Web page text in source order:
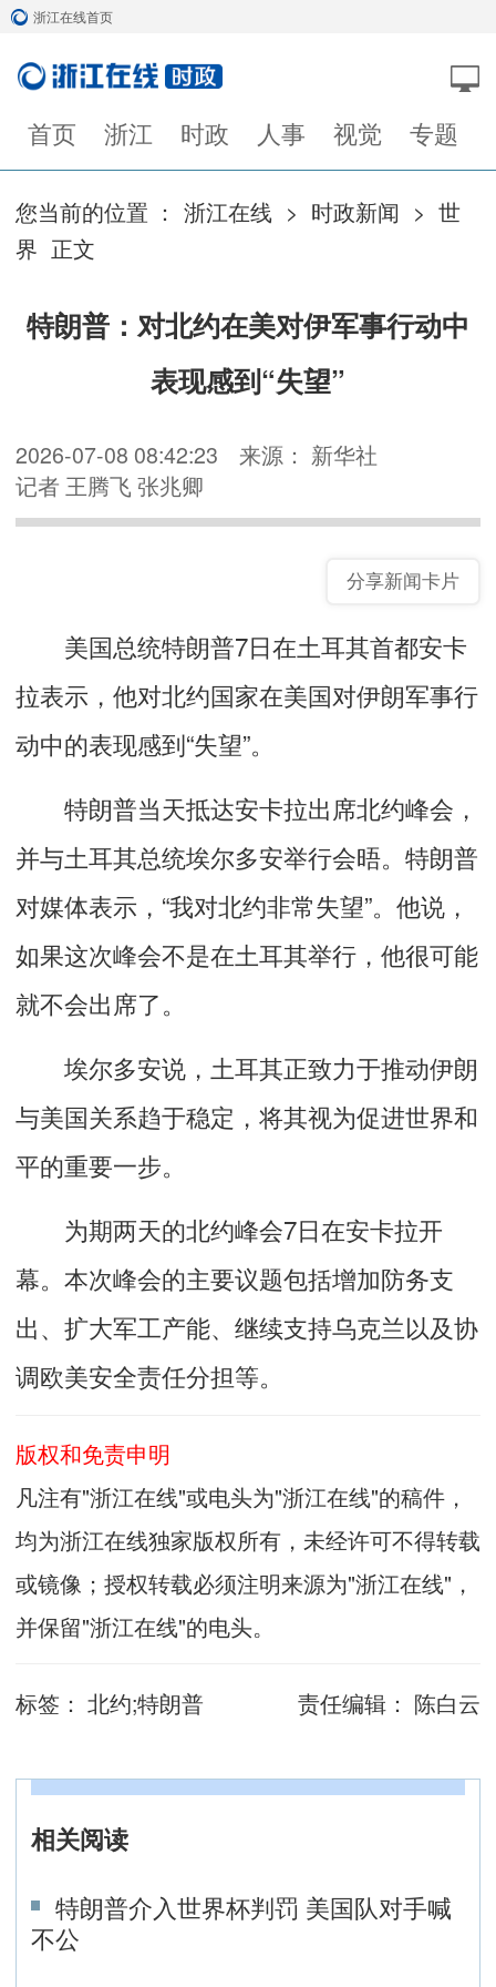
浙江在线首页
首页 浙江 时政 人事 视觉 专题
您当前的位置 ： 浙江在线 > 时政新闻 > 世
界 正文
特朗普：对北约在美对伊军事行动中
表现感到“失望”
2026-07-08 08:42:23
来源： 新华社
记者 王腾飞 张兆卿
分享新闻卡片
美国总统特朗普7日在土耳其首都安卡
拉表示，他对北约国家在美国对伊朗军事行
动中的表现感到“失望”。
特朗普当天抵达安卡拉出席北约峰会，
并与土耳其总统埃尔多安举行会晤。特朗普
对媒体表示，“我对北约非常失望”。他说，
如果这次峰会不是在土耳其举行，他很可能
就不会出席了。
埃尔多安说，土耳其正致力于推动伊朗
与美国关系趋于稳定，将其视为促进世界和
平的重要一步。
为期两天的北约峰会7日在安卡拉开
幕。本次峰会的主要议题包括增加防务支
出、扩大军工产能、继续支持乌克兰以及协
调欧美安全责任分担等。
版权和免责申明
凡注有"浙江在线"或电头为"浙江在线"的稿件，
均为浙江在线独家版权所有，未经许可不得转载
或镜像；授权转载必须注明来源为"浙江在线"，
并保留"浙江在线"的电头。
标签： 北约;特朗普 责任编辑： 陈白云
相关阅读
特朗普介入世界杯判罚 美国队对手喊
不公